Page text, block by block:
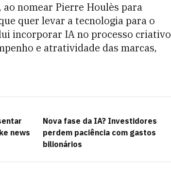
ao nomear Pierre Houlès para
quer levar a tecnologia para o
incorporar IA no processo criativo
e atratividade das marcas,
news
Nova fase da IA? Investidores
perdem paciência com gastos
bilionários